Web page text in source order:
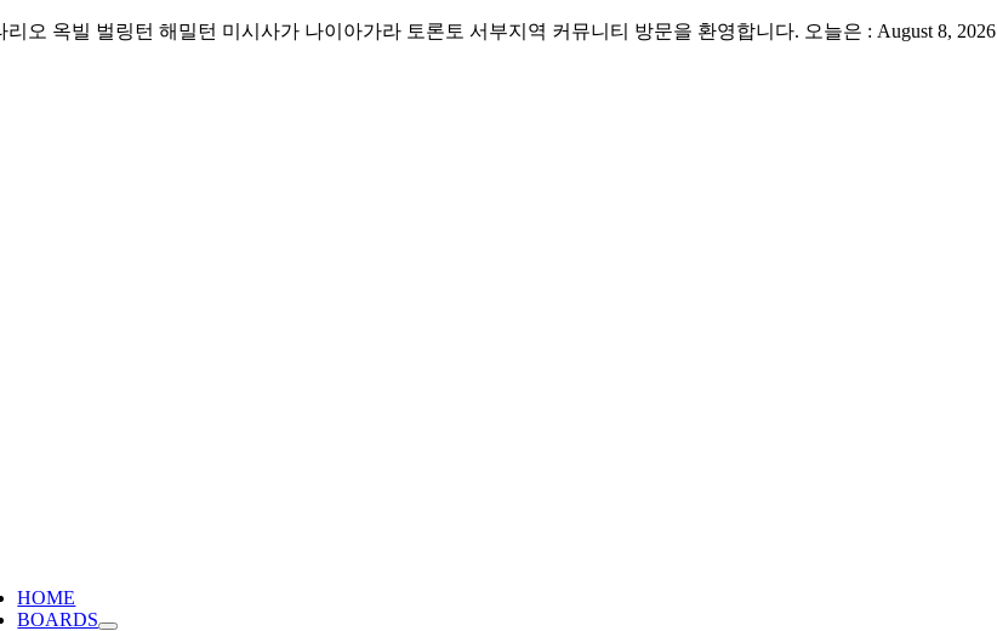
Skip
리오 옥빌 벌링턴 해밀턴 미시사가 나이아가라 토론토 서부지역 커뮤니티 방문을 환영합니다. 오늘은 : August 8, 2026
HOME
BOARDS